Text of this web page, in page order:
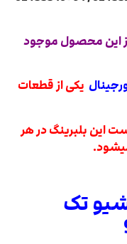
این محصول موجود
یکی از قطعات
این بلبرینگ در هر
تک